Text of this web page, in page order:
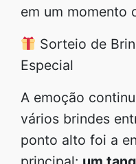
em um momento
Sorteio de
Especial
A emoção
vários brindes
ponto alto foi a